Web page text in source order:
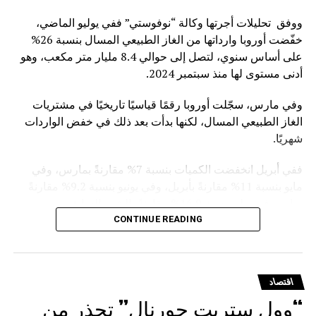
ووفق تحليلات أجرتها وكالة “نوفوستي” ففي يوليو الماضي،
خفّضت أوروبا وارداتها من الغاز الطبيعي المسال بنسبة 26%
على أساس سنوي، لتصل إلى حوالي 8.4 مليار متر مكعب، وهو
أدنى مستوى لها منذ سبتمبر 2024.
وفي مارس، سجّلت أوروبا رقمًا قياسيًا تاريخيًا في مشتريات
الغاز الطبيعي المسال، لكنها بدأت بعد ذلك في خفض الواردات
شهريًا.
ففي أبريل انخفضت الكميات بنسبة 7% مقارنةً بمارس، وفي
ويأتي هذا التراجع في ظل التوجه الأوروبي الرسمي للفكاك من
الغاز الروسي. ففي يناير الماضي، أقر مجلس الاتحاد الأوروبي
والغاز القادم عبر الخطوط الأنبوبية
CONTINUE READING
اقتصاد
“وول ستريت جورنال” تحذر من